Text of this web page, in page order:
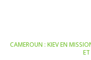
CAMEROUN : KIEV EN